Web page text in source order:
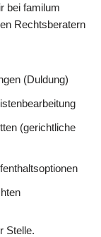
bei familum
Rechtsberatern
(Duldung)
(gerichtliche
Stelle.